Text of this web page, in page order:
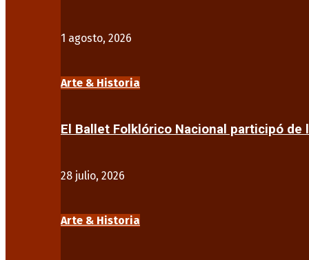
1 agosto, 2026
Arte & Historia
El Ballet Folklórico Nacional participó de
28 julio, 2026
Arte & Historia